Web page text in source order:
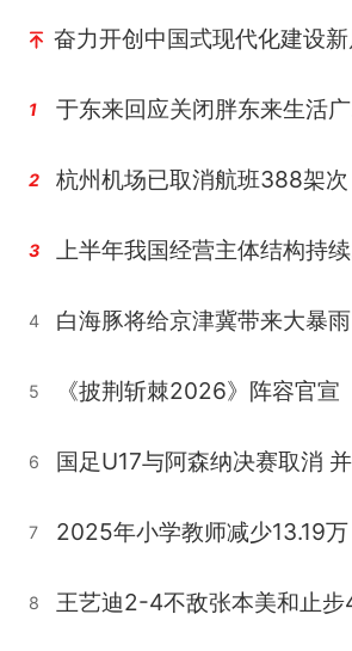
奋力开创中国式现代化建设
1 于
2 杭州机场已取消航班388架次
3 上
4 白海豚将给京津冀带来大暴雨
5 《披荆斩棘2026》阵容官宣
6
7 2025年小学教师减少13.19万
8 王艺迪2-4不敌张本美和止步